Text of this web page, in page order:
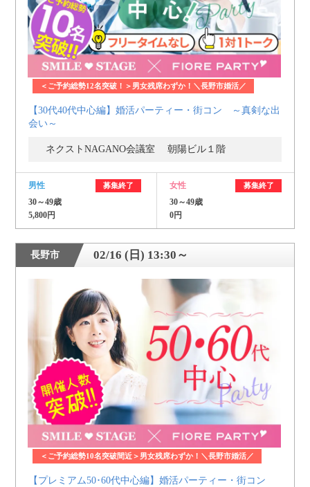
＜ご予約総勢12名突破！＞男女残席わずか！＼長野市婚活／
【30代40代中心編】婚活パーティー・街コン ～真剣な出
会い～
ネクストNAGANO会議室 朝陽ビル１階
男性 募集終了
30～49歳
5,800円
女性 募集終了
30～49歳
0円
長野市 02/16 (日) 13:30～
＜ご予約総勢10名突破間近＞男女残席わずか！＼長野市婚活／
【プレミアム50･60代中心編】婚活パーティー・街コン